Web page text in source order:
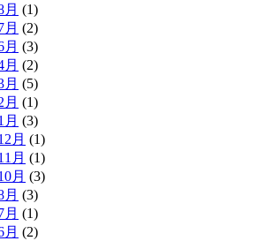
月 (1)
月 (2)
月 (3)
月 (2)
月 (5)
月 (1)
月 (3)
月 (1)
月 (1)
月 (3)
月 (3)
月 (1)
月 (2)